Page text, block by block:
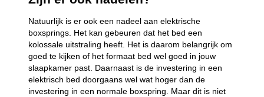
Natuurlijk is er ook een nadeel aan elektrische
boxsprings. Het kan gebeuren dat het bed een
kolossale uitstraling heeft. Het is daarom belangrijk om
goed te kijken of het formaat bed wel goed in jouw
slaapkamer past. Daarnaast is de investering in een
elektrisch bed doorgaans wel wat hoger dan de
investering in een normale boxspring. Maar dit is niet